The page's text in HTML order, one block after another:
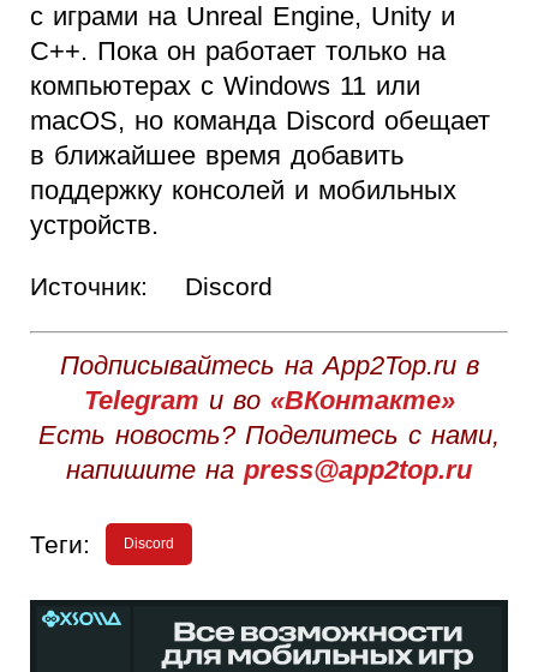
с играми на Unreal Engine, Unity и
C++. Пока он работает только на
компьютерах с Windows 11 или
macOS, но команда Discord обещает
в ближайшее время добавить
поддержку консолей и мобильных
устройств.
Источник: Discord
Подписывайтесь на App2Top.ru в
Telegram и во «ВКонтакте»
Есть новость? Поделитесь с нами,
напишите на press@app2top.ru
Теги: Discord